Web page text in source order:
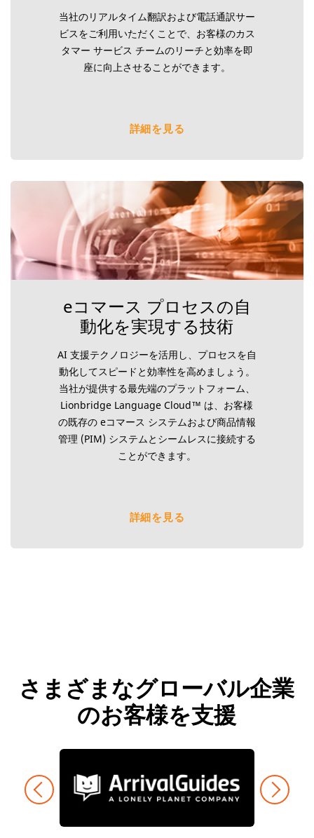
当社のリアルタイム翻訳および電話通訳サー
ビスをご利用いただくことで、お客様のカス
タマー サービス チームのリーチと効率を即
座に向上させることができます。
詳細を見る
eコマース プロセスの自
動化を実現する技術
AI 支援テクノロジーを活用し、プロセスを自
動化してスピードと効率性を高めましょう。
当社が提供する最先端のプラットフォーム、
Lionbridge Language Cloud™ は、お客様
の既存の eコマース システムおよび商品情報
管理 (PIM) システムとシームレスに接続する
ことができます。
詳細を見る
さまざまなグローバル企業
のお客様を支援